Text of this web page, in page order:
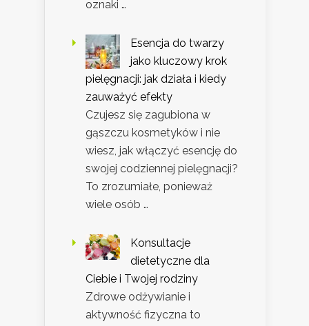
oznaki …
Esencja do twarzy
jako kluczowy krok
pielęgnacji: jak działa i kiedy
zauważyć efekty
Czujesz się zagubiona w
gąszczu kosmetyków i nie
wiesz, jak włączyć esencję do
swojej codziennej pielęgnacji?
To zrozumiałe, ponieważ
wiele osób …
Konsultacje
dietetyczne dla
Ciebie i Twojej rodziny
Zdrowe odżywianie i
aktywność fizyczna to